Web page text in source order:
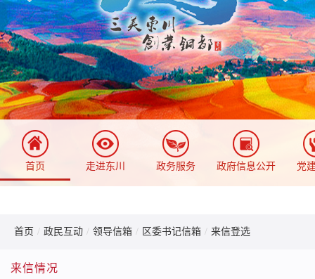
首页 走进东川 政务服务 政府信息公开 党
首页 / 政民互动 / 领导信箱 / 区委书记信箱 / 来信登选
来信情况